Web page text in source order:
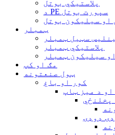
پلاستيکي بوتل
د PE سپورت بوتل
او سیلیکون بوتل
ټمبلر
سټیل ټمبلر
پلاستيکي ټمبلر
سیلیکون ټمبلر
مګ او کپ
ټول صنعتونه
کور او باغ
او د میز ټاپ
پخلنځي
ډوډۍ